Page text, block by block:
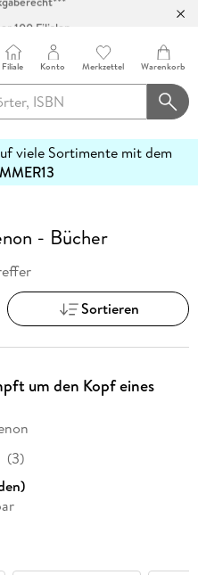
100 Filialen
Filiale Konto Merkzettel Warenkorb
viele Sortimente mit dem
- Bücher
Sortieren
um den Kopf eines
(3)